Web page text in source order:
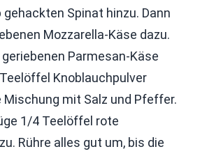
gehackten Spinat hinzu. Dann
Mozzarella-Käse dazu.
Parmesan-Käse
Knoblauchpulver
Mischung mit Salz und Pfeffer.
1/4 Teelöffel rote
Rühre alles gut um, bis die